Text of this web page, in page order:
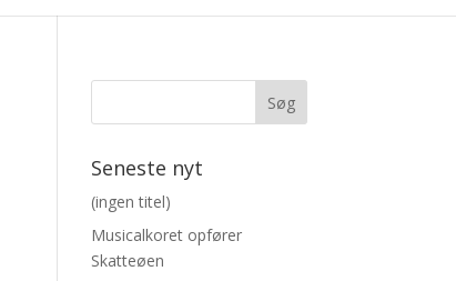
Seneste nyt
(ingen titel)
Musicalkoret opfører
Skatteøen